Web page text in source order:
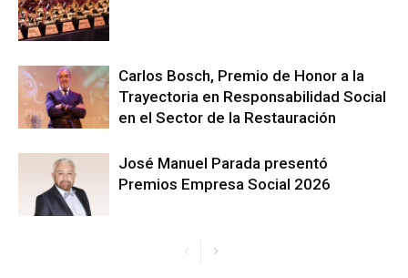
Carlos Bosch, Premio de Honor a la
Trayectoria en Responsabilidad Social
en el Sector de la Restauración
José Manuel Parada presentó
Premios Empresa Social 2026